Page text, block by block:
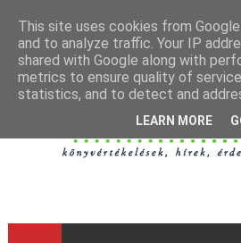
This site uses cookies from
and to analyze traffic. Your IP
shared with Google along with
metrics to ensure quality of
statistics, and to detect and
LEARN MORE